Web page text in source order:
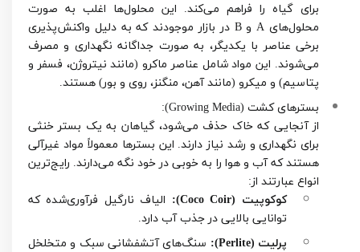
برای گیاه را فراهم می‌کند. این محلول‌ها اغلب به صورت
محلول‌های A و B در بازار موجودند که به دلیل واکنش‌پذیری
برخی عناصر با یکدیگر، به صورت جداگانه نگهداری و مصرف
می‌شوند. این مواد شامل عناصر ماکرو (مانند نیتروژن، فسفر و
پتاسیم) و میکرو (مانند آهن، منگنز، روی و بور) هستند.
بسترهای کشت (Growing Media):
از آنجایی که خاک حذف می‌شود، گیاهان به یک بستر خنثی
برای نگهداری و رشد نیاز دارند. این بسترها معمولاً مواد غیرآلی
هستند که آب و هوا را به خوبی در خود نگه می‌دارند. رایج‌ترین
انواع عبارتند از:
کوکوپیت (Coco Coir):
الیاف نارگیل فرآوری‌شده که
توانایی بالایی در جذب آب دارد.
پرلیت (Perlite):
سنگ‌های آتشفشانی سبک و متخلخل